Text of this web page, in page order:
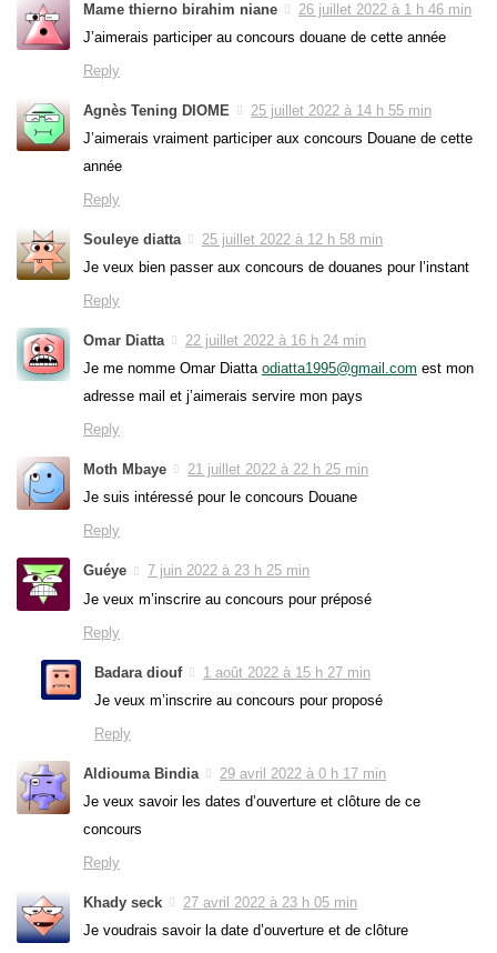
Mame thierno birahim niane
26 juillet 2022 à 1 h 46 min
J’aimerais participer au concours douane de cette année
Reply
Agnès Tening DIOME
25 juillet 2022 à 14 h 55 min
J’aimerais vraiment participer aux concours Douane de cette
année
Reply
Souleye diatta
25 juillet 2022 à 12 h 58 min
Je veux bien passer aux concours de douanes pour l’instant
Reply
Omar Diatta
22 juillet 2022 à 16 h 24 min
Je me nomme Omar Diatta odiatta1995@gmail.com est mon
adresse mail et j’aimerais servire mon pays
Reply
Moth Mbaye
21 juillet 2022 à 22 h 25 min
Je suis intéressé pour le concours Douane
Reply
Guéye
7 juin 2022 à 23 h 25 min
Je veux m’inscrire au concours pour préposé
Reply
Badara diouf
1 août 2022 à 15 h 27 min
Je veux m’inscrire au concours pour proposé
Reply
Aldiouma Bindia
29 avril 2022 à 0 h 17 min
Je veux savoir les dates d’ouverture et clôture de ce
concours
Reply
Khady seck
27 avril 2022 à 23 h 05 min
Je voudrais savoir la date d’ouverture et de clôture